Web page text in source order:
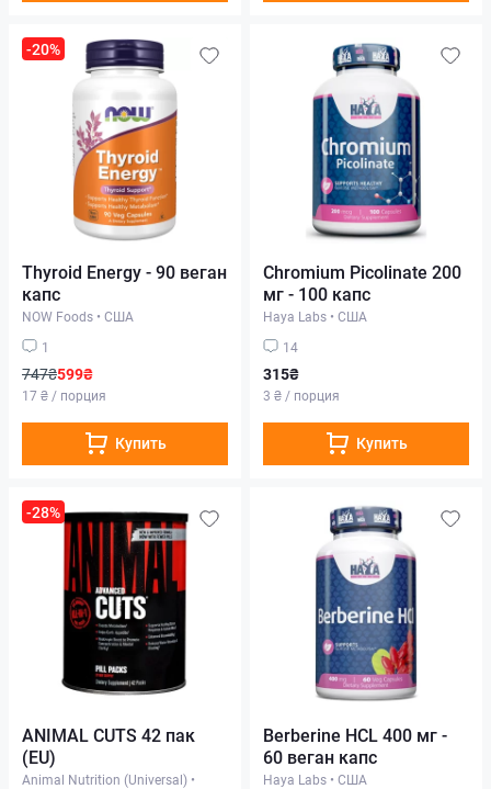
-20%
Thyroid Energy - 90 веган
капс
NOW Foods • США
1
747₴599₴
17 ₴ / порция
Купить
Chromium Picolinate 200
мг - 100 капс
Haya Labs • США
14
315₴
3 ₴ / порция
Купить
-28%
ANIMAL CUTS 42 пак
(EU)
Animal Nutrition (Universal) •
Berberine HCL 400 мг -
60 веган капс
Haya Labs • США